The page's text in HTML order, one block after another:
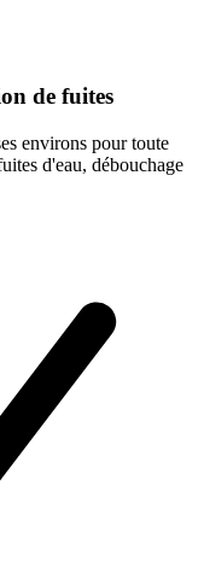
de fuites
environs pour toute
d'eau, débouchage